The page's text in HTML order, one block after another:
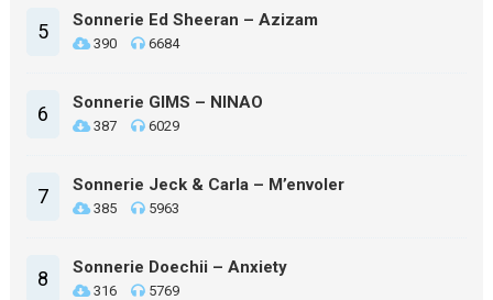
5 Sonnerie Ed Sheeran – Azizam
390 6684
6 Sonnerie GIMS – NINAO
387 6029
7 Sonnerie Jeck & Carla – M’envoler
385 5963
8 Sonnerie Doechii – Anxiety
316 5769